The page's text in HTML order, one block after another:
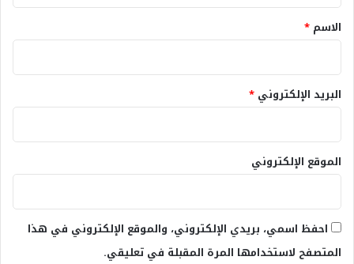
*
الاسم *
البريد الإلكتروني *
الموقع الإلكتروني
احفظ اسمي، بريدي الإلكتروني، والموقع الإلكتروني في هذا
المتصفح لاستخدامها المرة المقبلة في تعليقي.